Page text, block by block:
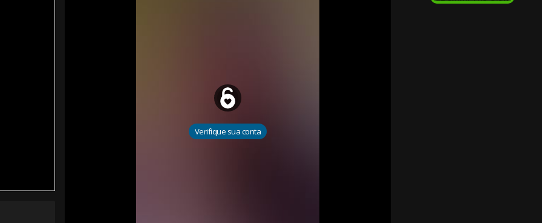
Verifique sua conta